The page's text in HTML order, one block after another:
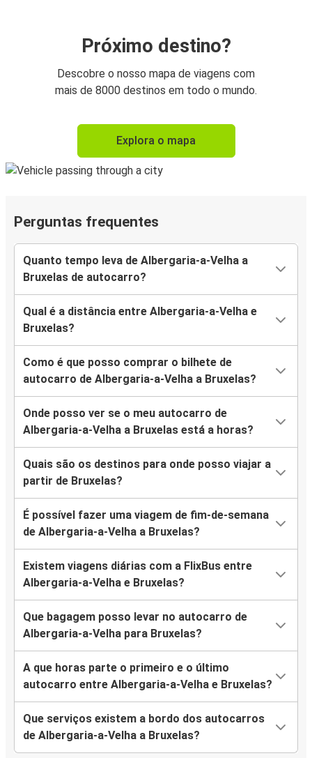
Próximo destino?
Descobre o nosso mapa de viagens com
mais de 8000 destinos em todo o mundo.
Explora o mapa
Perguntas frequentes
Quanto tempo leva de Albergaria-a-Velha a
Bruxelas de autocarro?
Qual é a distância entre Albergaria-a-Velha e
Bruxelas?
Como é que posso comprar o bilhete de
autocarro de Albergaria-a-Velha a Bruxelas?
Onde posso ver se o meu autocarro de
Albergaria-a-Velha a Bruxelas está a horas?
Quais são os destinos para onde posso viajar a
partir de Bruxelas?
É possível fazer uma viagem de fim-de-semana
de Albergaria-a-Velha a Bruxelas?
Existem viagens diárias com a FlixBus entre
Albergaria-a-Velha e Bruxelas?
Que bagagem posso levar no autocarro de
Albergaria-a-Velha para Bruxelas?
A que horas parte o primeiro e o último
autocarro entre Albergaria-a-Velha e Bruxelas?
Que serviços existem a bordo dos autocarros
de Albergaria-a-Velha a Bruxelas?